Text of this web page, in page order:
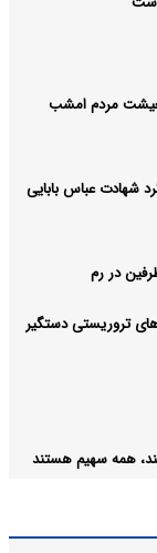
مردم امشب
شهادت عباس بابایی
در رم
تروریستی دستگیر
همه سهیم هستند
می‌دهد
آرشیو